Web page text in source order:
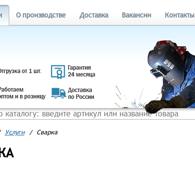
О производстве Доставка Вакансии Контакты
Услуги / Сварка